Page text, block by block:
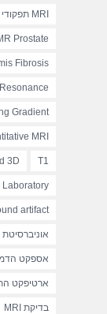
MRI תפקודי
Prostate
Fibrosis
Gradient
MRI
T1
3D
Laboratory
artifact
אספקט
ארטיפקט
בדיקת MRI